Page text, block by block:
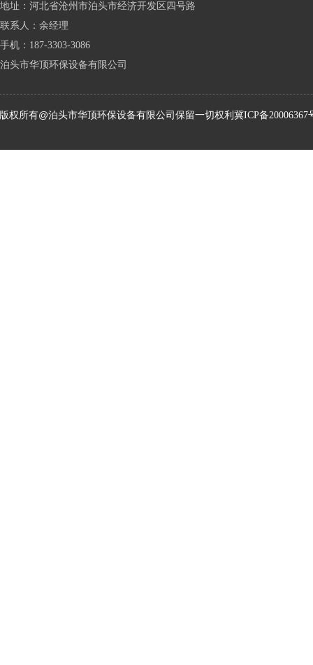
地址：河北省沧州市泊头市经济开发区四号路
联系人：余经理
手机：187-3303-3086
泊头市华顶环保设备有限公司
版权所有@泊头市华顶环保设备有限公司保留一切权利 冀ICP备20006367